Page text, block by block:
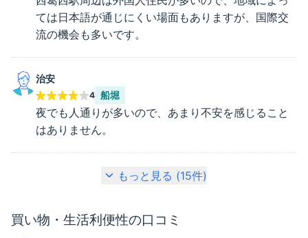
ては日本語が通じにくい場面もありますが、国際交
流の機会も多いです。
治安
4 船堀
夜でも人通りが多いので、あまり不安を感じること
はありません。
もっと見る (15件)
買い物・生活利便性の口コミ